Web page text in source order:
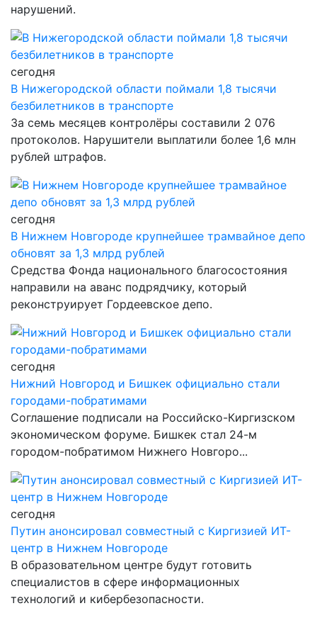
нарушений.
сегодня
В Нижегородской области поймали 1,8 тысячи
безбилетников в транспорте
За семь месяцев контролёры составили 2 076
протоколов. Нарушители выплатили более 1,6 млн
рублей штрафов.
сегодня
В Нижнем Новгороде крупнейшее трамвайное депо
обновят за 1,3 млрд рублей
Средства Фонда национального благосостояния
направили на аванс подрядчику, который
реконструирует Гордеевское депо.
сегодня
Нижний Новгород и Бишкек официально стали
городами-побратимами
Соглашение подписали на Российско-Киргизском
экономическом форуме. Бишкек стал 24-м
городом-побратимом Нижнего Новгоро...
сегодня
Путин анонсировал совместный с Киргизией ИТ-
центр в Нижнем Новгороде
В образовательном центре будут готовить
специалистов в сфере информационных
технологий и кибербезопасности.